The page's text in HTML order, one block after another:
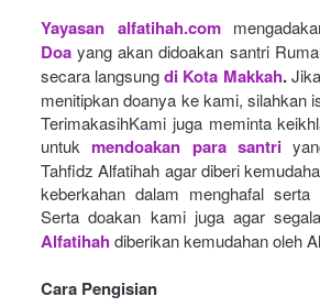
Yayasan alfatihah.com
Doa yang akan didoakan santri
secara langsung di Kota Makkah.
menitipkan doanya ke kami, silahkan
TerimakasihKami juga meminta
untuk mendoakan para santri
Tahfidz Alfatihah agar diberi
keberkahan dalam menghafal serta
Serta doakan kami juga agar
Alfatihah diberikan kemudahan oleh
Cara Pengisian